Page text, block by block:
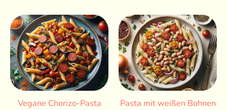
Vegane Chorizo-Pasta Pasta mit weißen Bohnen